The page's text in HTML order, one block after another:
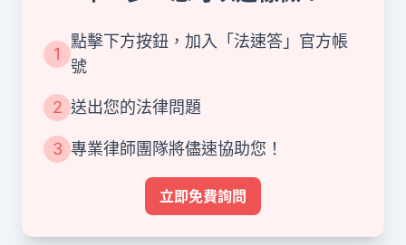
1
點擊下方按鈕，加入「法速答」官方帳
號
2 送出您的法律問題
3 專業律師團隊將儘速協助您！
立即免費詢問